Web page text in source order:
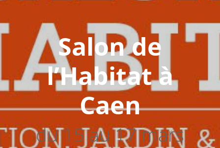
Salon de
l’Habitat à
Caen
du 15 au 17 mars